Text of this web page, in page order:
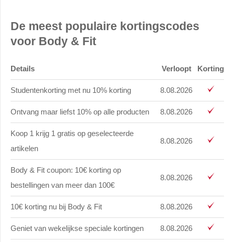
De meest populaire kortingscodes
voor Body & Fit
Details Verloopt Korting
Studentenkorting met nu 10% korting 8.08.2026
Ontvang maar liefst 10% op alle producten 8.08.2026
Koop 1 krijg 1 gratis op geselecteerde
artikelen
8.08.2026
Body & Fit coupon: 10€ korting op
bestellingen van meer dan 100€
8.08.2026
10€ korting nu bij Body & Fit 8.08.2026
Geniet van wekelijkse speciale kortingen 8.08.2026